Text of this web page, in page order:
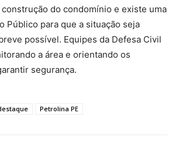
do condomínio e existe uma
Público para que a situação seja
possível. Equipes da Defesa Civil
a área e orientando os
segurança.
Petrolina PE